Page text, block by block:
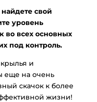
свой
уровень
во всех основных
под контроль.
и
еще на очень
скачок к более
жизни!